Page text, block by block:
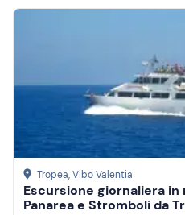
Tropea, Vibo Valentia
Escursione giornaliera in
Panarea e Stromboli da